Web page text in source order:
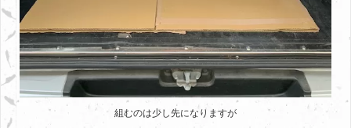
組むのは少し先になりますが